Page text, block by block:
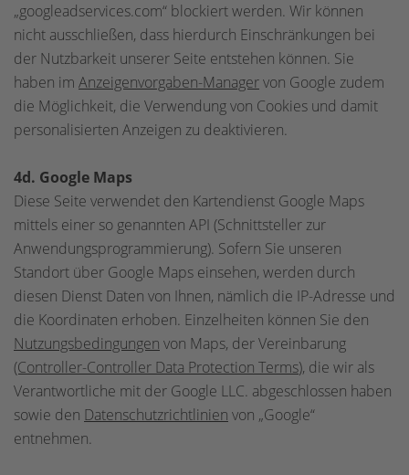
„googleadservices.com“ blockiert werden. Wir können
nicht ausschließen, dass hierdurch Einschränkungen bei
der Nutzbarkeit unserer Seite entstehen können. Sie
haben im Anzeigenvorgaben-Managervon Google zudem
die Möglichkeit, die Verwendung von Cookies und damit
personalisierten Anzeigen zu deaktivieren.
4d. Google Maps
Diese Seite verwendet den Kartendienst Google Maps
mittels einer so genannten API (Schnittsteller zur
Anwendungsprogrammierung). Sofern Sie unseren
Standort über Google Maps einsehen, werden durch
diesen Dienst Daten von Ihnen, nämlich die IP-Adresse und
die Koordinaten erhoben. Einzelheiten können Sie den
Nutzungsbedingungen von Maps, der Vereinbarung
(Controller-Controller Data Protection Terms), die wir als
Verantwortliche mit der Google LLC. abgeschlossen haben
sowie den Datenschutzrichtlinien von „Google“
entnehmen.